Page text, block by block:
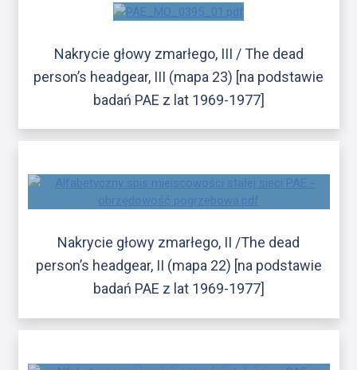
Nakrycie głowy zmarłego, III / The dead
person’s headgear, III (mapa 23) [na podstawie
badań PAE z lat 1969-1977]
Nakrycie głowy zmarłego, II /The dead
person’s headgear, II (mapa 22) [na podstawie
badań PAE z lat 1969-1977]